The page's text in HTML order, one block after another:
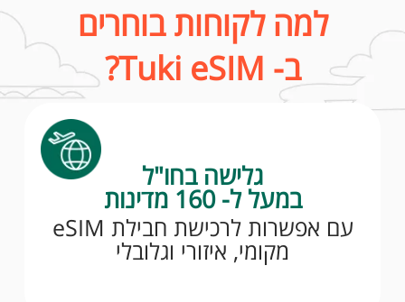
למה לקוחות בוחרים
ב- Tuki eSIM?
גלישה בחו"ל
במעל ל- 160 מדינות
עם אפשרות לרכישת חבילת eSIM
מקומי, איזורי וגלובלי